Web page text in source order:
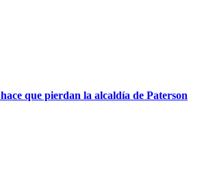
que pierdan la alcaldía de Paterson